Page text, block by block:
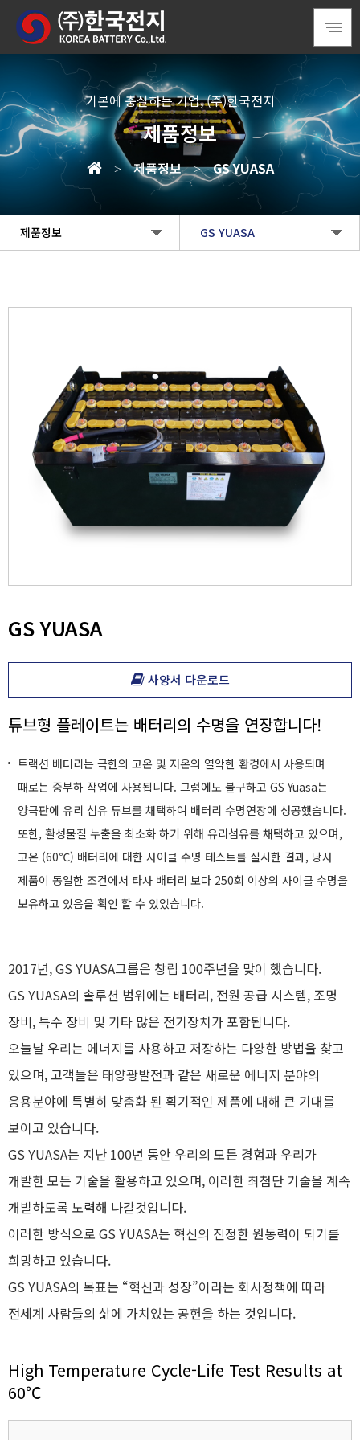
기본에 충실하는 기업, (주)한국전지
제품정보
> 제품정보 > GS YUASA
제품정보 GS YUASA
제품정보 GS YUASA
Lithium Battery
FORKLIFTS
PARTS
GS YUASA
사양서 다운로드
튜브형 플레이트는 배터리의 수명을 연장합니다!
트랙션 배터리는 극한의 고온 및 저온의 열악한 환경에서 사용되며
때로는 중부하 작업에 사용됩니다. 그럼에도 불구하고 GS Yuasa는
양극판에 유리 섬유 튜브를 채택하여 배터리 수명연장에 성공했습니다.
또한, 활성물질 누출을 최소화 하기 위해 유리섬유를 채택하고 있으며,
고온 (60℃) 배터리에 대한 사이클 수명 테스트를 실시한 결과, 당사
제품이 동일한 조건에서 타사 배터리 보다 250회 이상의 사이클 수명을
보유하고 있음을 확인 할 수 있었습니다.
2017년, GS YUASA그룹은 창립 100주년을 맞이 했습니다.
GS YUASA의 솔루션 범위에는 배터리, 전원 공급 시스템, 조명
장비, 특수 장비 및 기타 많은 전기장치가 포함됩니다.
오늘날 우리는 에너지를 사용하고 저장하는 다양한 방법을 찾고
있으며, 고객들은 태양광발전과 같은 새로운 에너지 분야의
응용분야에 특별히 맞춤화 된 획기적인 제품에 대해 큰 기대를
보이고 있습니다.
GS YUASA는 지난 100년 동안 우리의 모든 경험과 우리가
개발한 모든 기술을 활용하고 있으며, 이러한 최첨단 기술을 계속
개발하도록 노력해 나갈것입니다.
이러한 방식으로 GS YUASA는 혁신의 진정한 원동력이 되기를
희망하고 있습니다.
GS YUASA의 목표는 “혁신과 성장”이라는 회사정책에 따라
전세계 사람들의 삶에 가치있는 공헌을 하는 것입니다.
High Temperature Cycle-Life Test Results at
60℃